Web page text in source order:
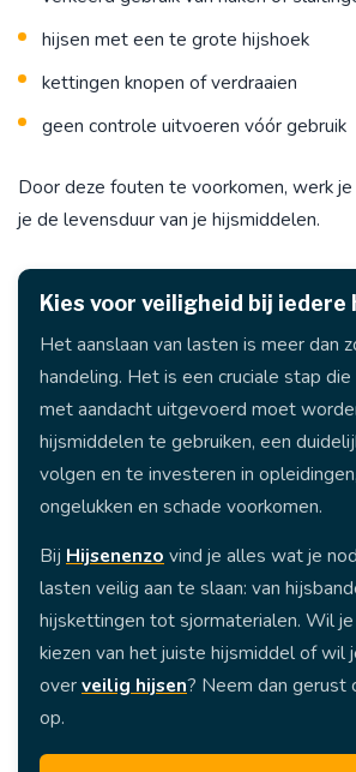
hijsen met een te grote hijshoek
kettingen knopen of verdraaien
geen controle uitvoeren vóór gebruik
Door deze fouten te voorkomen, werk
je de levensduur van je hijsmiddelen.
Kies voor veiligheid bij iedere
Het aanslaan van lasten is meer dan
handeling. Het is een cruciale stap
met aandacht uitgevoerd moet
hijsmiddelen te gebruiken, een
volgen en te investeren in
ongelukken en schade voorkomen.
Bij Hijsenenzo vind je alles wat je
lasten veilig aan te slaan: van
hijskettingen tot sjormaterialen. Wil
kiezen van het juiste hijsmiddel of wil
overveilig hijsen? Neem dan gerust
op.